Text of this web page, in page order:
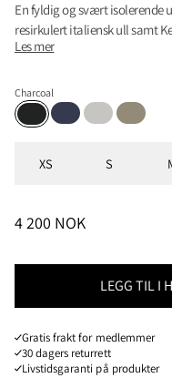
En fyldig og svært isolerende
resirkulert italiensk ull samt
fluorkarbonfrie.
Les mer
Charcoal
CharcoalIndigo Blue
Dark Moon
Silver
XS S
PRIS: 4 200 NOK,
4 200 NOK
LEGG TIL I
Gratis frakt for medlemmer
30 dagers returrett
Livstidsgaranti på produkter